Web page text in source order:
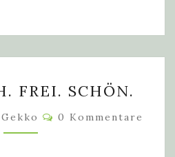
FREI.
SCHÖN.
FREI. SCHÖN.
Gekko Kommentare
0 Kommentare